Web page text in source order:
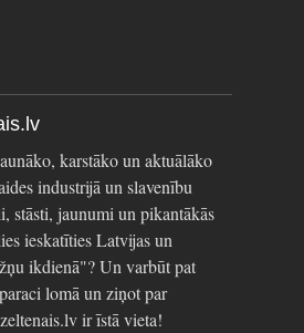
karstāko un aktuālāko
industrijā un slavenību
stāsti, jaunumi un pikantākās
ieskatīties Latvijas un
ikdienā"? Un varbūt pat
lomā un ziņot par
ir īstā vieta!